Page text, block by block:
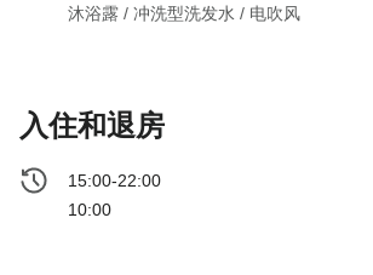
沐浴露 / 冲洗型洗发水 / 电吹风
入住和退房
15:00-22:00
10:00